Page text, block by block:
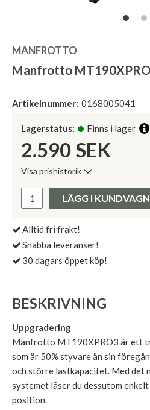
MANFROTTO
Manfrotto
Artikelnummer: 0168005041
Lagerstatus: Finns i lager
2.590 SEK
Visa prishistorik
LÄGG I KUNDVAGN
Alltid fri frakt!
Snabba leveranser!
30 dagars öppet köp!
BESKRIVNING
Uppgradering
Manfrotto MT190XPRO3 är ett
som är 50% styvare än sin
och större lastkapacitet. Med det
systemet låser du dessutom
position.